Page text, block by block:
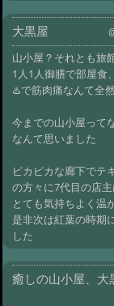
大黒屋
山小屋？それとも旅
1人1人御膳で部屋食
♨️で筋肉痛なんて全
今までの山小屋って
なんて思いました
ピカピカな廊下でテ
の方々に7代目の店
とても気持ちよく温
是非次は紅葉の時期
した
癒しの山小屋、大